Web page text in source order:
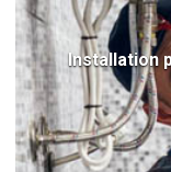
Installation